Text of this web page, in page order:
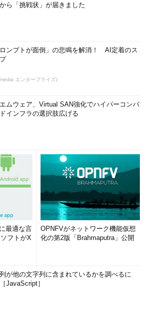
ら「挑戦状」が届きました
ロンプトが面倒」の悲鳴を解消！ AI定着のス
エンタープライズ)
ムウェア、Virtual SAN強化でハイパーコンバ
インフラの選択肢広げる
最適な言
フトがX
OPNFVがネットワーク機能仮想
化の第2版「Brahmaputra」公開
が他の文字列に含まれているかを調べるに
JavaScript］